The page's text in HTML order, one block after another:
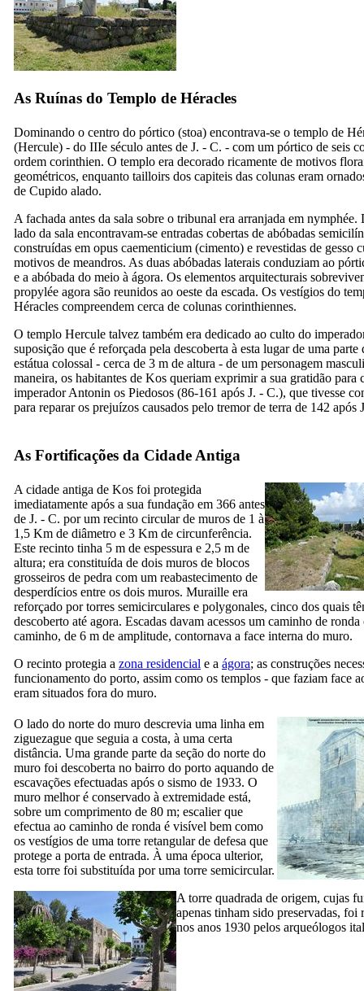
As Ruínas do Templo de Héracles
Dominando o centro do pórtico (stoa) encontrava-se o templo de
(Hercule) - do IIIe século antes de J. - C. - com um pórtico de seis
ordem corinthien. O templo era decorado ricamente de motivos
geométricos, enquanto tailloirs dos capiteis das colunas eram
de Cupido alado.
A fachada antes da sala sobre o tribunal era arranjada em nymphée.
lado da sala encontravam-se entradas cobertas de abóbadas
construídas em opus caementicium (cimento) e revestidas de gesso
motivos de meandros. As duas abóbadas laterais conduziam ao
e a abóbada do meio à ágora. Os elementos arquitecturais
propylée agora são reunidos ao oeste da escada. Os vestígios do
Héracles compreendem cerca de colunas corinthiennes.
O templo Hercule talvez também era dedicado ao culto do
suposição que é reforçada pela descoberta à esta lugar de uma parte
estátua colossal - cerca de 3 m de altura - de um personagem
maneira, os habitantes de Kos queriam exprimir a sua gratidão para
imperador Antonin os Piedosos (86-161 após J. - C.), que tivesse
para reparar os prejuízos causados pelo tremor de terra de 142 após
As Fortificações da Cidade Antiga
A cidade antiga de Kos foi protegida
imediatamente após a sua fundação em 366 antes
de J. - C. por um recinto circular de muros de 1 à
1,5 Km de diâmetro e 3 Km de circunferência.
Este recinto tinha 5 m de espessura e 2,5 m de
altura; era constituída de dois muros de blocos
grosseiros de pedra com um reabastecimento de
desperdícios entre os dois muros. Muraille era
reforçado por torres semicirculares e polygonales, cinco dos quais
descoberto até agora. Escadas davam acessos um caminho de ronda
caminho, de 6 m de amplitude, contornava a face interna do muro.
O recinto protegia a zona residencial e a ágora; as construções
funcionamento do porto, assim como os templos - que faziam face
eram situados fora do muro.
O lado do norte do muro descrevia uma linha em
ziguezague que seguia a costa, à uma certa
distância. Uma grande parte da seção do norte do
muro foi descoberta no bairro do porto aquando de
escavações efectuadas após o sismo de 1933. O
muro melhor é conservado à extremidade está,
sobre um comprimento de 80 m; escalier que
efectua ao caminho de ronda é visível bem como
os vestígios de uma torre retangular de defesa que
protege a porta de entrada. À uma época ulterior,
esta torre foi substituída por uma torre semicircular.
A torre quadrada de origem, cujas
apenas tinham sido preservadas, foi
nos anos 1930 pelos arqueólogos